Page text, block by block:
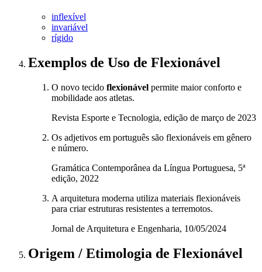
inflexível
invariável
rígido
Exemplos de Uso de Flexionável
O novo tecido flexionável permite maior conforto e
mobilidade aos atletas.
Revista Esporte e Tecnologia, edição de março de 2023
Os adjetivos em português são flexionáveis em gênero
e número.
Gramática Contemporânea da Língua Portuguesa, 5ª
edição, 2022
A arquitetura moderna utiliza materiais flexionáveis
para criar estruturas resistentes a terremotos.
Jornal de Arquitetura e Engenharia, 10/05/2024
Origem / Etimologia de Flexionável